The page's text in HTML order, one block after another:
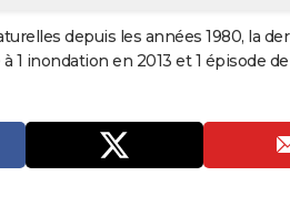
depuis les années 1980, la
1 inondation en 2013 et 1 épisode